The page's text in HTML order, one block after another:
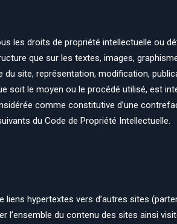
les droits de propriété intellectuelle ou
que sur les textes, images,
site, représentation, modification,
soit le moyen ou le procédé utilisé, est
comme constitutive d’une
du Code de Propriété Intellectuelle.
hypertextes vers d’autres sites
l’ensemble du contenu des sites ainsi